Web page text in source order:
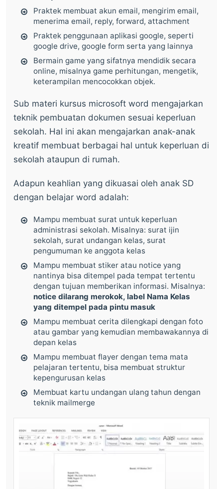
Praktek membuat akun email, mengirim email,
menerima email, reply, forward, attachment
Praktek penggunaan aplikasi google, seperti
google drive, google form serta yang lainnya
Bermain game yang sifatnya mendidik secara
online, misalnya game perhitungan, mengetik,
keterampilan mencocokkan objek.
Sub materi kursus microsoft word mengajarkan
teknik pembuatan dokumen sesuai keperluan
sekolah. Hal ini akan mengajarkan anak-anak
kreatif membuat berbagai hal untuk keperluan di
sekolah ataupun di rumah.
Adapun keahlian yang dikuasai oleh anak SD
dengan belajar word adalah:
Mampu membuat surat untuk keperluan
administrasi sekolah. Misalnya: surat ijin
sekolah, surat undangan kelas, surat
pengumuman ke anggota kelas
Mampu membuat stiker atau notice yang
nantinya bisa ditempel pada tempat tertentu
dengan tujuan memberikan informasi. Misalnya:
notice dilarang merokok, label Nama Kelas
yang ditempel pada pintu masuk
Mampu membuat cerita dilengkapi dengan foto
atau gambar yang kemudian membawakannya di
depan kelas
Mampu membuat flayer dengan tema mata
pelajaran tertentu, bisa membuat struktur
kepengurusan kelas
Membuat kartu undangan ulang tahun dengan
teknik mailmerge